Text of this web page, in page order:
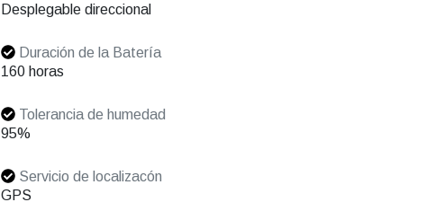
Desplegable direccional
Duración de la Batería
160 horas
Tolerancia de humedad
95%
Servicio de localizacón
GPS